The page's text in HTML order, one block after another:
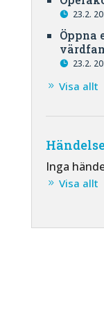
23.2.
Öppna
23.2.
Visa allt
Inga
Visa allt